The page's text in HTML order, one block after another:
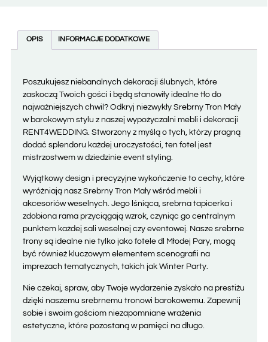
OPIS INFORMACJE DODATKOWE
Poszukujesz niebanalnych dekoracji ślubnych, które
zaskoczą Twoich gości i będą stanowiły idealne tło do
najważniejszych chwil? Odkryj niezwykły Srebrny Tron Mały
w barokowym stylu z naszej wypożyczalni mebli i dekoracji
RENT4WEDDING. Stworzony z myślą o tych, którzy pragną
dodać splendoru każdej uroczystości, ten fotel jest
mistrzostwem w dziedzinie event styling.
Wyjątkowy design i precyzyjne wykończenie to cechy, które
wyróżniają nasz Srebrny Tron Mały wśród mebli i
akcesoriów weselnych. Jego lśniąca, srebrna tapicerka i
zdobiona rama przyciągają wzrok, czyniąc go centralnym
punktem każdej sali weselnej czy eventowej. Nasze srebrne
trony są idealne nie tylko jako fotele dl Młodej Pary, mogą
być również kluczowym elementem scenografii na
imprezach tematycznych, takich jak Winter Party.
Nie czekaj, spraw, aby Twoje wydarzenie zyskało na prestiżu
dzięki naszemu srebrnemu tronowi barokowemu. Zapewnij
sobie i swoim gościom niezapomniane wrażenia
estetyczne, które pozostaną w pamięci na długo.